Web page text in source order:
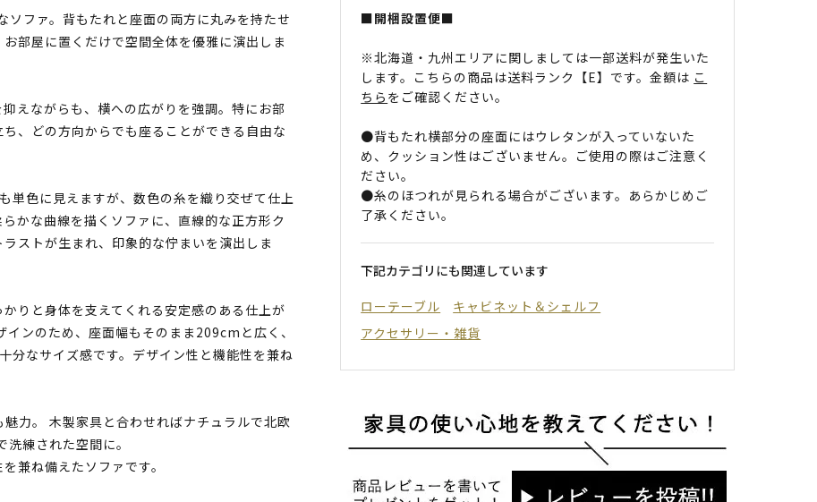
ファ。背もたれと座面の両方に丸みを持たせ
部屋に置くだけで空間全体を優雅に演出しま
えながらも、横への広がりを強調。特にお部
、どの方向からでも座ることができる自由な
単色に見えますが、数色の糸を織り交ぜて仕上
かな曲線を描くソファに、直線的な正方形ク
ストが生まれ、印象的な佇まいを演出しま
りと身体を支えてくれる安定感のある仕上が
ンのため、座面幅もそのまま209cmと広く、
分なサイズ感です。デザイン性と機能性を兼ね
力。 木製家具と合わせればナチュラルで北欧
練された空間に。
兼ね備えたソファです。
■開梱設置便■
※北海道・九州エリアに関しましては一部送料が発生いた
します。こちらの商品は送料ランク【E】です。金額は こ
ちら をご確認ください。
●背もたれ横部分の座面にはウレタンが入っていないた
め、クッション性はございません。ご使用の際はご注意く
ださい。
●糸のほつれが見られる場合がございます。あらかじめご
了承ください。
下記カテゴリにも関連しています
ローテーブル
キャビネット＆シェルフ
アクセサリー・雑貨